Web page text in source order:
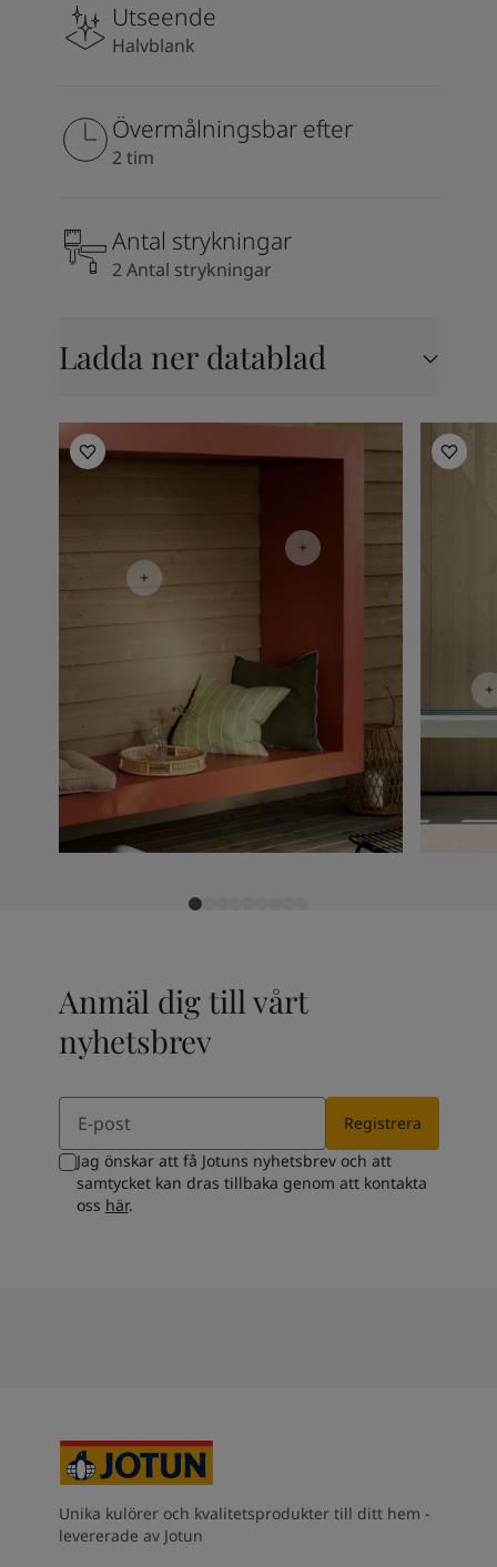
Utseende
Halvblank
Övermålningsbar efter
2 tim
Antal strykningar
2 Antal strykningar
Ladda ner datablad
Inspiration för utomhusbruk
Anmäl dig till vårt
nyhetsbrev
Email
Registrera
Jag önskar att få Jotuns nyhetsbrev och att
samtycket kan dras tillbaka genom att kontakta
oss här.
Unika kulörer och kvalitetsprodukter till ditt hem -
levererade av Jotun